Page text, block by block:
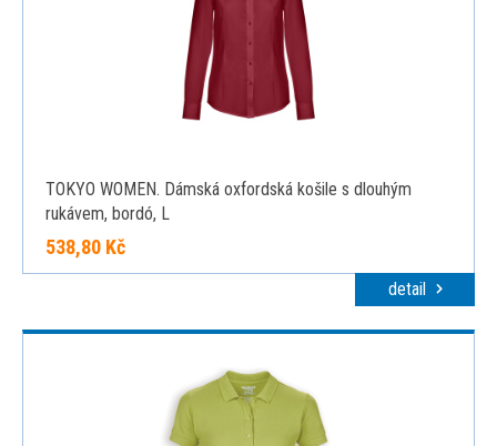
TOKYO WOMEN. Dámská oxfordská košile s dlouhým
rukávem, bordó, L
538,80 Kč
detail